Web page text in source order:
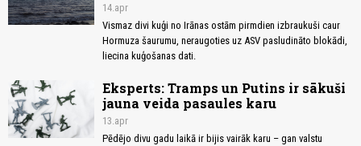
14.apr
Vismaz divi kuģi no Irānas ostām pirmdien izbraukuši caur
Hormuza šaurumu, neraugoties uz ASV pasludināto blokādi,
liecina kuģošanas dati.
Eksperts: Tramps un Putins ir sākuši
jauna veida pasaules karu
13.apr
Pēdējo divu gadu laikā ir bijis vairāk karu – gan valstu